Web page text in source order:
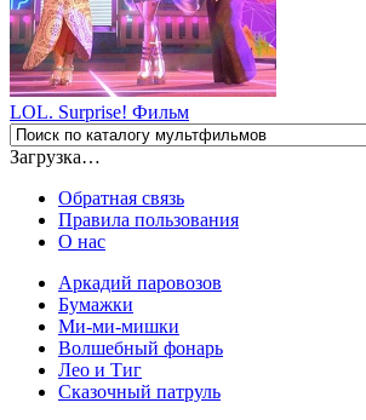
LOL. Surprise! Фильм
Загрузка…
Обратная связь
Правила пользования
О нас
Аркадий паровозов
Бумажки
Ми-ми-мишки
Волшебный фонарь
Лео и Тиг
Сказочный патруль